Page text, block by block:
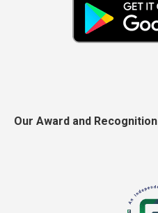
Our Award and Recognition